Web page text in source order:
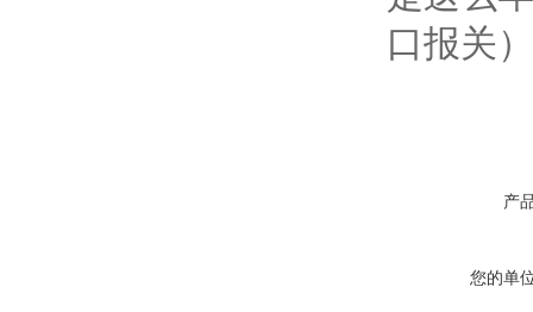
口报关）
产
您的单